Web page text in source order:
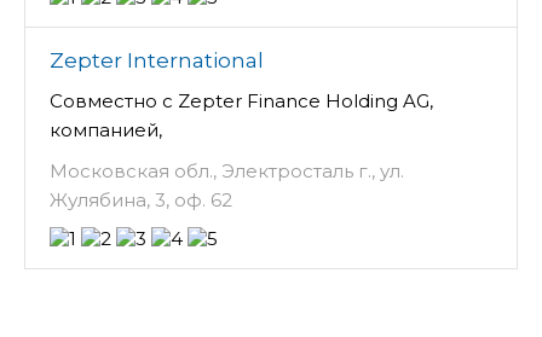
Zepter International
Совместно с Zepter Finance Holding AG,
компанией,
Московская обл., Электросталь г., ул.
Жулябина, 3, оф. 62